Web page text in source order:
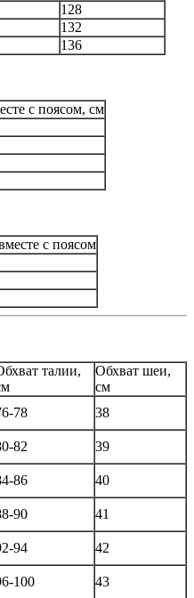
128
132
136
с поясом, см
с поясом
талии,
Обхват шеи,
см
78 38
82 39
86 40
90 41
94 42
100 43